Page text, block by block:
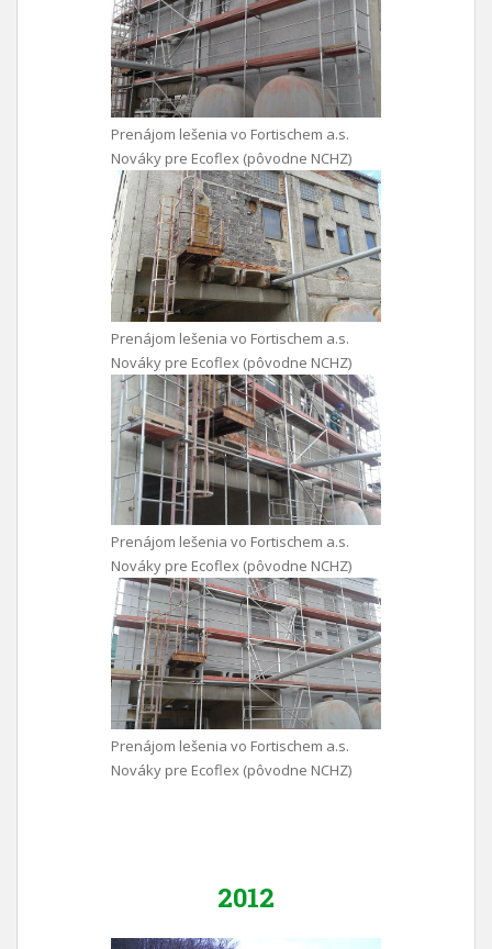
Prenájom lešenia vo Fortischem a.s.
Nováky pre Ecoflex (pôvodne NCHZ)
Prenájom lešenia vo Fortischem a.s.
Nováky pre Ecoflex (pôvodne NCHZ)
Prenájom lešenia vo Fortischem a.s.
Nováky pre Ecoflex (pôvodne NCHZ)
Prenájom lešenia vo Fortischem a.s.
Nováky pre Ecoflex (pôvodne NCHZ)
2012